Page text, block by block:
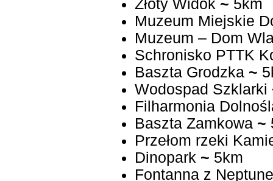
Złoty Widok ~ 5km
Muzeum Miejskie
Muzeum – Dom
Schronisko PTTK
Baszta Grodzka ~
Wodospad Szklarki
Filharmonia
Baszta Zamkowa ~
Przełom rzeki
Dinopark ~ 5km
Fontanna z